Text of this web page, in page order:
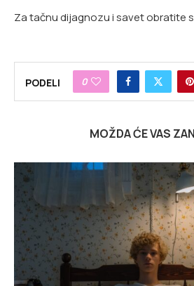
Za tačnu dijagnozu i savet obratite
PODELI 0
MOŽDA ĆE VAS